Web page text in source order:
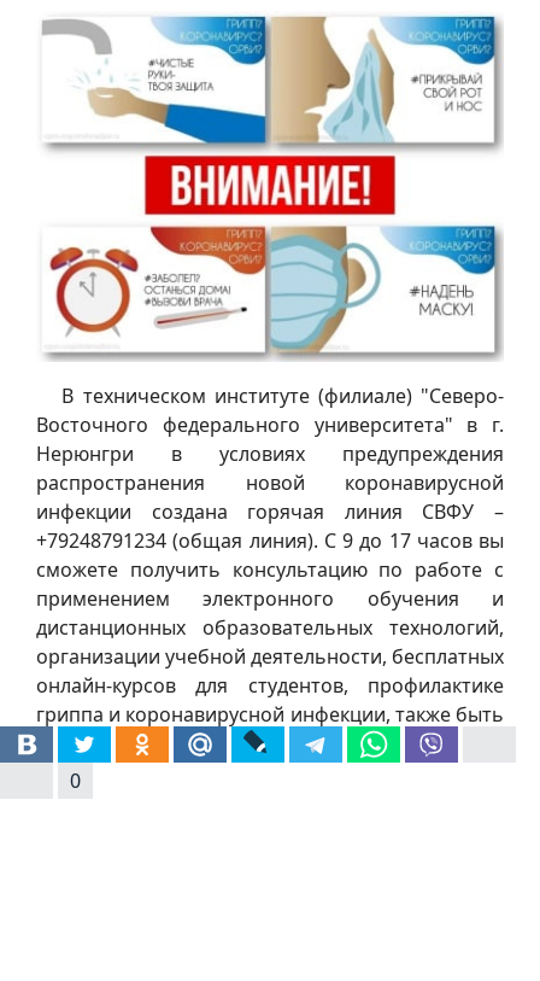
В техническом институте (филиале) "Северо-
Восточного федерального университета" в г.
Нерюнгри в условиях предупреждения
распространения новой коронавирусной
инфекции создана горячая линия СВФУ –
+79248791234 (общая линия). С 9 до 17 часов вы
сможете получить консультацию по работе с
применением электронного обучения и
дистанционных образовательных технологий,
организации учебной деятельности, бесплатных
онлайн-курсов для студентов, профилактике
гриппа и коронавирусной инфекции, также быть
в курсе актуальной информации о деятельности
ТИ (ф) СВФУ в условиях предупреждения новой
инфекции.
0